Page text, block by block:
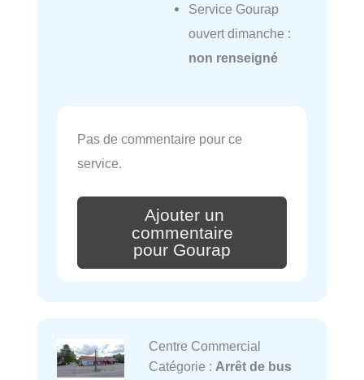
Service Gourap
ouvert dimanche :
non renseigné
Pas de commentaire pour ce
service.
Ajouter un
commentaire
pour Gourap
Centre Commercial
Catégorie : Arrêt de bus